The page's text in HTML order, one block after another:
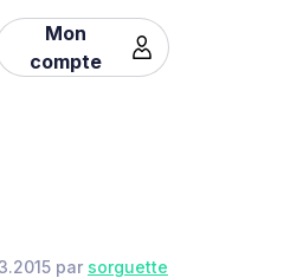
Mon
compte
par sorguette